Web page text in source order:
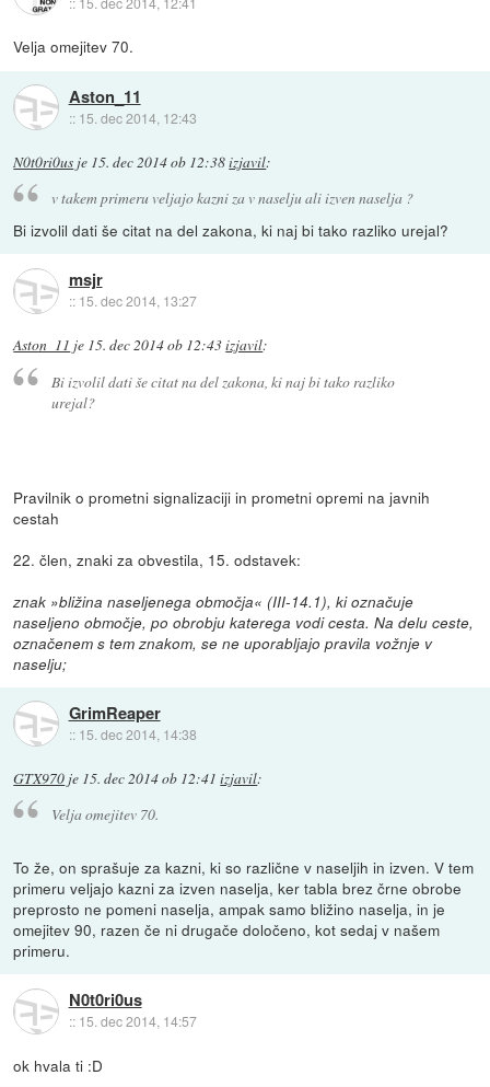
Velja omejitev 70.
Aston_11
:: 15. dec 2014, 12:43
N0t0ri0us je 15. dec 2014 ob 12:38izjavil:
v takem primeru veljajo kazni za v naselju ali izven naselja ?
Bi izvolil dati še citat na del zakona, ki naj bi tako razliko urejal?
msjr
:: 15. dec 2014, 13:27
Aston_11 je 15. dec 2014 ob 12:43izjavil:
Bi izvolil dati še citat na del zakona, ki naj bi tako razliko
urejal?
Pravilnik o prometni signalizaciji in prometni opremi na javnih
cestah
22. člen, znaki za obvestila, 15. odstavek:
znak »bližina naseljenega območja« (III-14.1), ki označuje
naseljeno območje, po obrobju katerega vodi cesta. Na delu ceste,
označenem s tem znakom, se ne uporabljajo pravila vožnje v
naselju;
GrimReaper
:: 15. dec 2014, 14:38
GTX970 je 15. dec 2014 ob 12:41 izjavil:
Velja omejitev 70.
To že, on sprašuje za kazni, ki so različne v naseljih in izven. V tem
primeru veljajo kazni za izven naselja, ker tabla brez črne obrobe
preprosto ne pomeni naselja, ampak samo bližino naselja, in je
omejitev 90, razen če ni drugače določeno, kot sedaj v našem
primeru.
N0t0ri0us
:: 15. dec 2014, 14:57
ok hvala ti :D